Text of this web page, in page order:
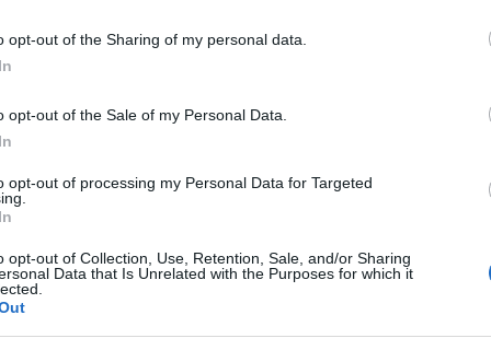
opt-out of the Sharing of my personal data.
opt-out of the Sale of my Personal Data.
opt-out of processing my Personal Data for Targeted
opt-out of Collection, Use, Retention, Sale, and/or Sharing
Data that Is Unrelated with the Purposes for which it